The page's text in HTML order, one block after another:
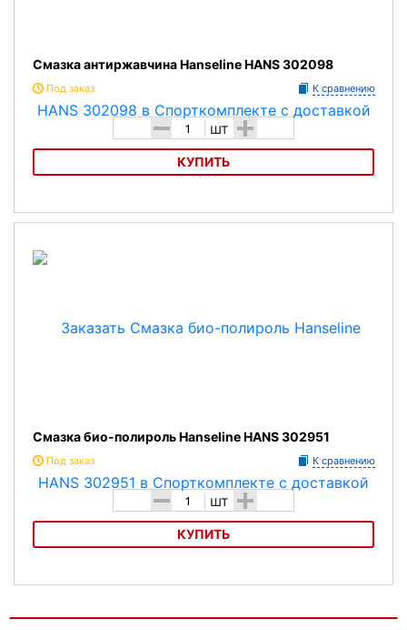
Смазка антиржавчина Hanseline HANS 302098
Под заказ К сравнению
- шт +
КУПИТЬ
Смазка антиржавчина Hanseline HANS 302098
Смазка био-полироль Hanseline HANS 302951
Под заказ К сравнению
- шт +
КУПИТЬ